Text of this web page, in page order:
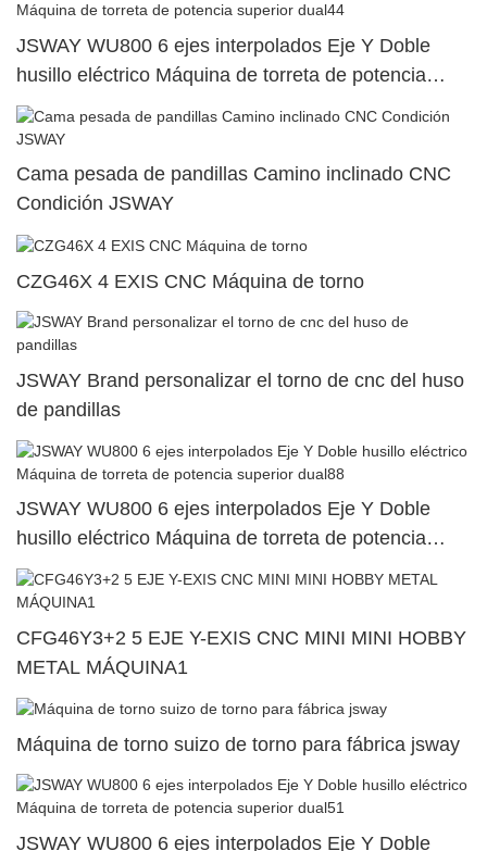
JSWAY WU800 6 ejes interpolados Eje Y Doble
husillo eléctrico Máquina de torreta de potencia
superior dual44
Cama pesada de pandillas Camino inclinado CNC
Condición JSWAY
CZG46X 4 EXIS CNC Máquina de torno
JSWAY Brand personalizar el torno de cnc del huso
de pandillas
JSWAY WU800 6 ejes interpolados Eje Y Doble
husillo eléctrico Máquina de torreta de potencia
superior dual88
CFG46Y3+2 5 EJE Y-EXIS CNC MINI MINI HOBBY
METAL MÁQUINA1
Máquina de torno suizo de torno para fábrica jsway
JSWAY WU800 6 ejes interpolados Eje Y Doble